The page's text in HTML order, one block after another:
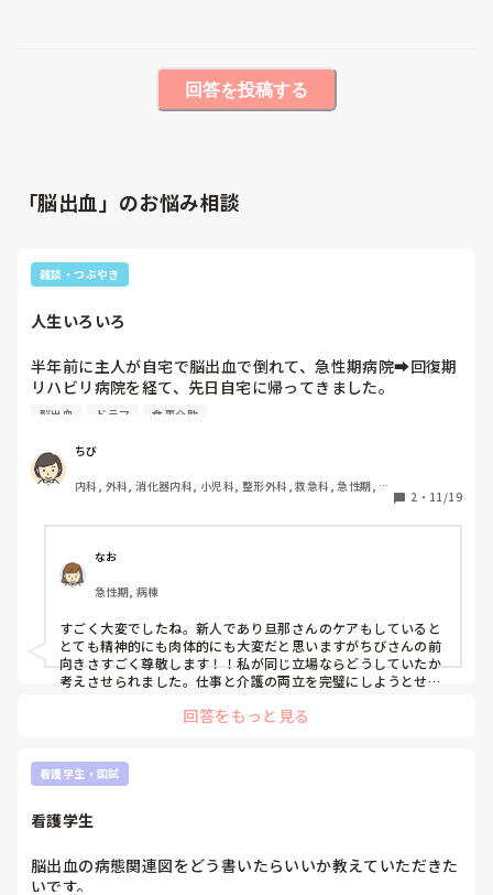
回答を投稿する
「脳出血」のお悩み相談
雑談・つぶやき
人生いろいろ
半年前に主人が自宅で脳出血で倒れて、急性期病院➡️回復期
リハビリ病院を経て、先日自宅に帰ってきました。
右半身マヒ、失語症、後遺症が沢山あり、要介護5で、デイ
新人のワーキングケアラーです。
ありがたいことに職場では業務を半分に減らしてもらい、関
わる医師や看護師さん達からも協力してもらっています。
夕食は食事介助しながらテレビを見て、夫婦二人の時間をま
ったり過ごしてます。
主人から、こんなオレやけど、今、オレといて幸せ？と、聞
かれたので、私は私の人生を楽しんでるし、別にあなたがど
んな状況であれ幸せよ、と言うと、オレはわからん…と、答
えてました。
失語がありながらも口答えをするので、もう、明日はご飯抜
き❗と、お互いに笑いながら言い放ってます。
ごしていこう、と話すと、生きてて良かった…と、泣いてま
近所の方々や、親戚、在宅サービス関係者の方々、お互いの
していこうと思っております。
介護と仕事を肩肘張らずにやっていきます。
脳出血 ドラマ 食事介助
ちび
内科, 外科, 消化器内科, 小児科, 整形外科, 救急科, 急性期, 訪
2 ・ 11/19
なお
急性期, 病棟
すごく大変でしたね。新人であり旦那さんのケアもしていると
とても精神的にも肉体的にも大変だと思いますがちびさんの前
向きさすごく尊敬します！！私が同じ立場ならどうしていたか
考えさせられました。仕事と介護の両立を完璧にしようとせず
回答をもっと見る
看護学生・国試
看護学生
脳出血の病態関連図をどう書いたらいいか教えていただきた
いです。